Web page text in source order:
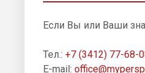
Если Вы или Ваши
Тел.: +7 (3412) 77-68-
E-mail: